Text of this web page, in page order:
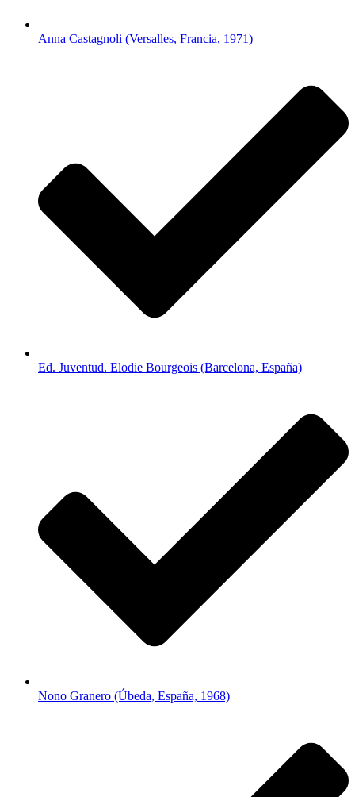
Anna Castagnoli (Versalles, Francia, 1971)
Ed. Juventud. Elodie Bourgeois (Barcelona, España)
Nono Granero (Úbeda, España, 1968)